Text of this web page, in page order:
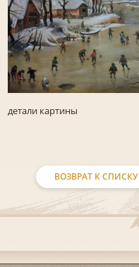
детали картины
ВОЗВРАТ К СПИСКУ